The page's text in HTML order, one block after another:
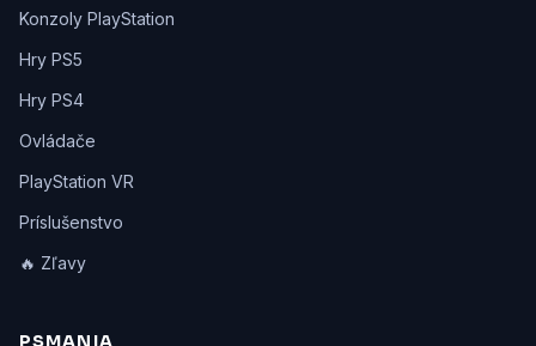
Konzoly PlayStation
Hry PS5
Hry PS4
Ovládače
PlayStation VR
Príslušenstvo
🔥 Zľavy
PSMANIA